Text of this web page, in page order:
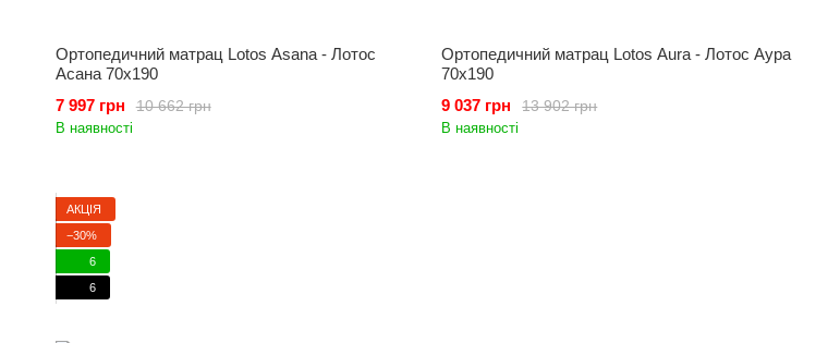
Ортопедичний матрац Lotos Asana - Лотос
Асана 70x190
10 662 грн
7 997 грн
В наявності
Ортопедичний матрац Lotos Aura - Лотос Аура
70x190
13 902 грн
9 037 грн
В наявності
АКЦІЯ
−30%
6
6